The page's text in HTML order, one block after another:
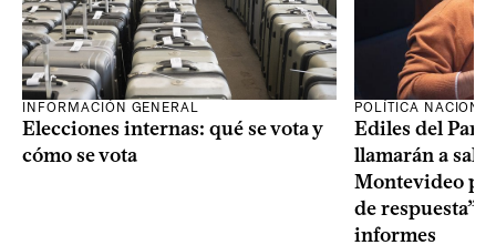
INFORMACIÓN GENERAL
Elecciones internas: qué se vota y
cómo se vota
POLÍTICA
Ediles del
llamarán a sala
Montevideo
de respuesta”
informes